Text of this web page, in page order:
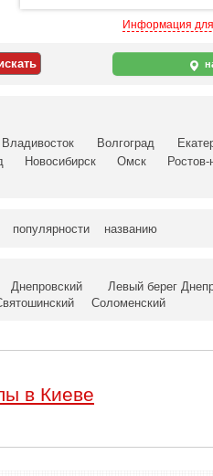
Информация
Владивосток Волгоград
Новосибирск Омск
популярности названию
Днепровский Левый берег
Соломенский
в Киеве